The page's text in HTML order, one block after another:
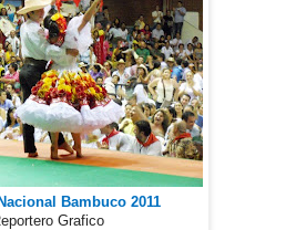
Bambuco 2011
Grafico